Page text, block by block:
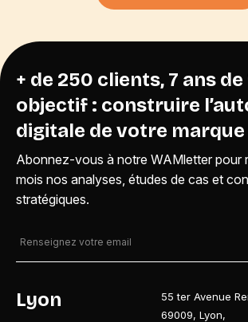
+ de 250 clients, 7 ans de
objectif : construire
digitale de votre marque
Abonnez-vous à notre WAMletter pour
mois nos analyses, études de cas et
stratégiques.
Lyon 55 ter Avenue
69009,Lyon,